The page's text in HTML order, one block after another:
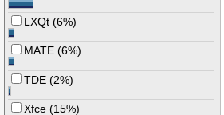
LXQt (6%)
MATE (6%)
TDE (2%)
Xfce (15%)